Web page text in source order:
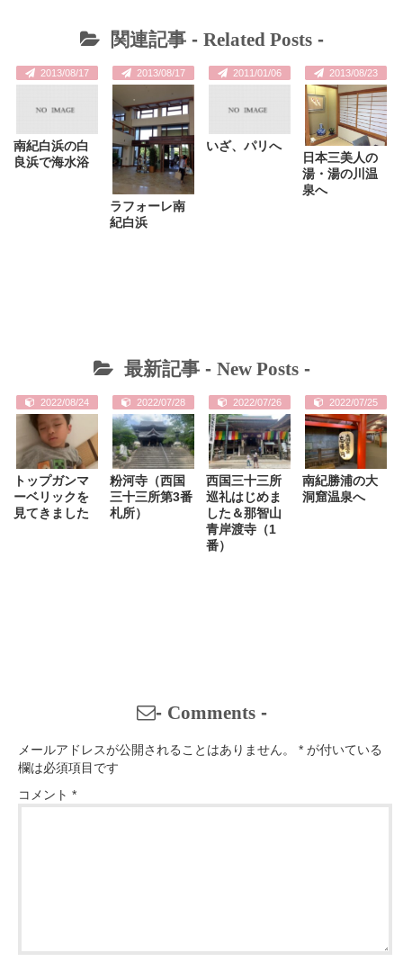
関連記事 - Related Posts-
2013/08/17
南紀白浜の白
良浜で海水浴
2013/08/17
ラフォーレ南
紀白浜
2011/01/06
いざ、パリへ
2013/08/23
日本三美人の
湯・湯の川温
泉へ
最新記事 - New Posts-
2022/08/24
トップガンマ
ーベリックを
見てきました
2022/07/28
粉河寺（西国
三十三所第3番
札所）
2022/07/26
西国三十三所
巡礼はじめま
した＆那智山
青岸渡寺（1
番）
2022/07/25
南紀勝浦の大
洞窟温泉へ
- Comments-
メールアドレスが公開されることはありません。 * が付いている
欄は必須項目です
コメント *